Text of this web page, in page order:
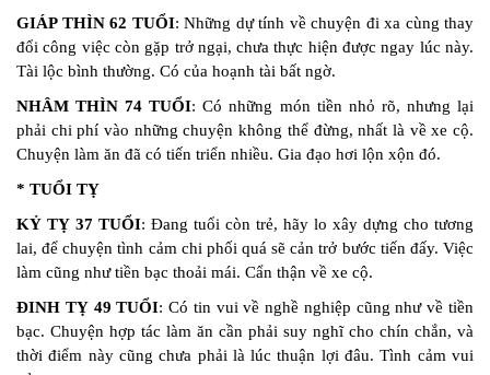
GIÁP THÌN 62 TUỔI: Những dự tính về chuyện đi xa cùng thay
đổi công việc còn gặp trở ngại, chưa thực hiện được ngay lúc này.
Tài lộc bình thường. Có của hoạnh tài bất ngờ.
NHÂM THÌN 74 TUỔI: Có những món tiền nhỏ rõ, nhưng lại
phải chi phí vào những chuyện không thể đừng, nhất là về xe cộ.
Chuyện làm ăn đã có tiến triển nhiều. Gia đạo hơi lộn xộn đó.
* TUỔI TỴ
KỶ TỴ 37 TUỔI: Đang tuổi còn trẻ, hãy lo xây dựng cho tương
lai, để chuyện tình cảm chi phối quá sẽ cản trở bước tiến đấy. Việc
làm cũng như tiền bạc thoải mái. Cẩn thận về xe cộ.
ĐINH TỴ 49 TUỔI: Có tin vui về nghề nghiệp cũng như về tiền
bạc. Chuyện hợp tác làm ăn cần phải suy nghĩ cho chín chắn, và
thời điểm này cũng chưa phải là lúc thuận lợi đâu. Tình cảm vui